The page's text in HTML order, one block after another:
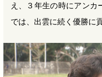
え、３年生の時にアン
では、出雲に続く優勝に貢